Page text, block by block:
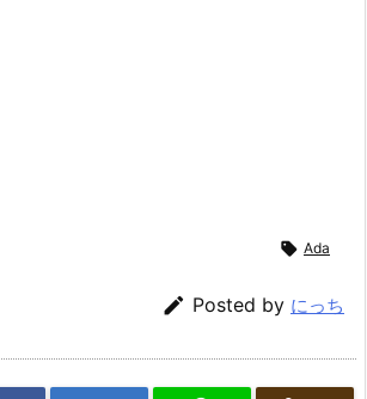
 Ada
 Posted by にっち